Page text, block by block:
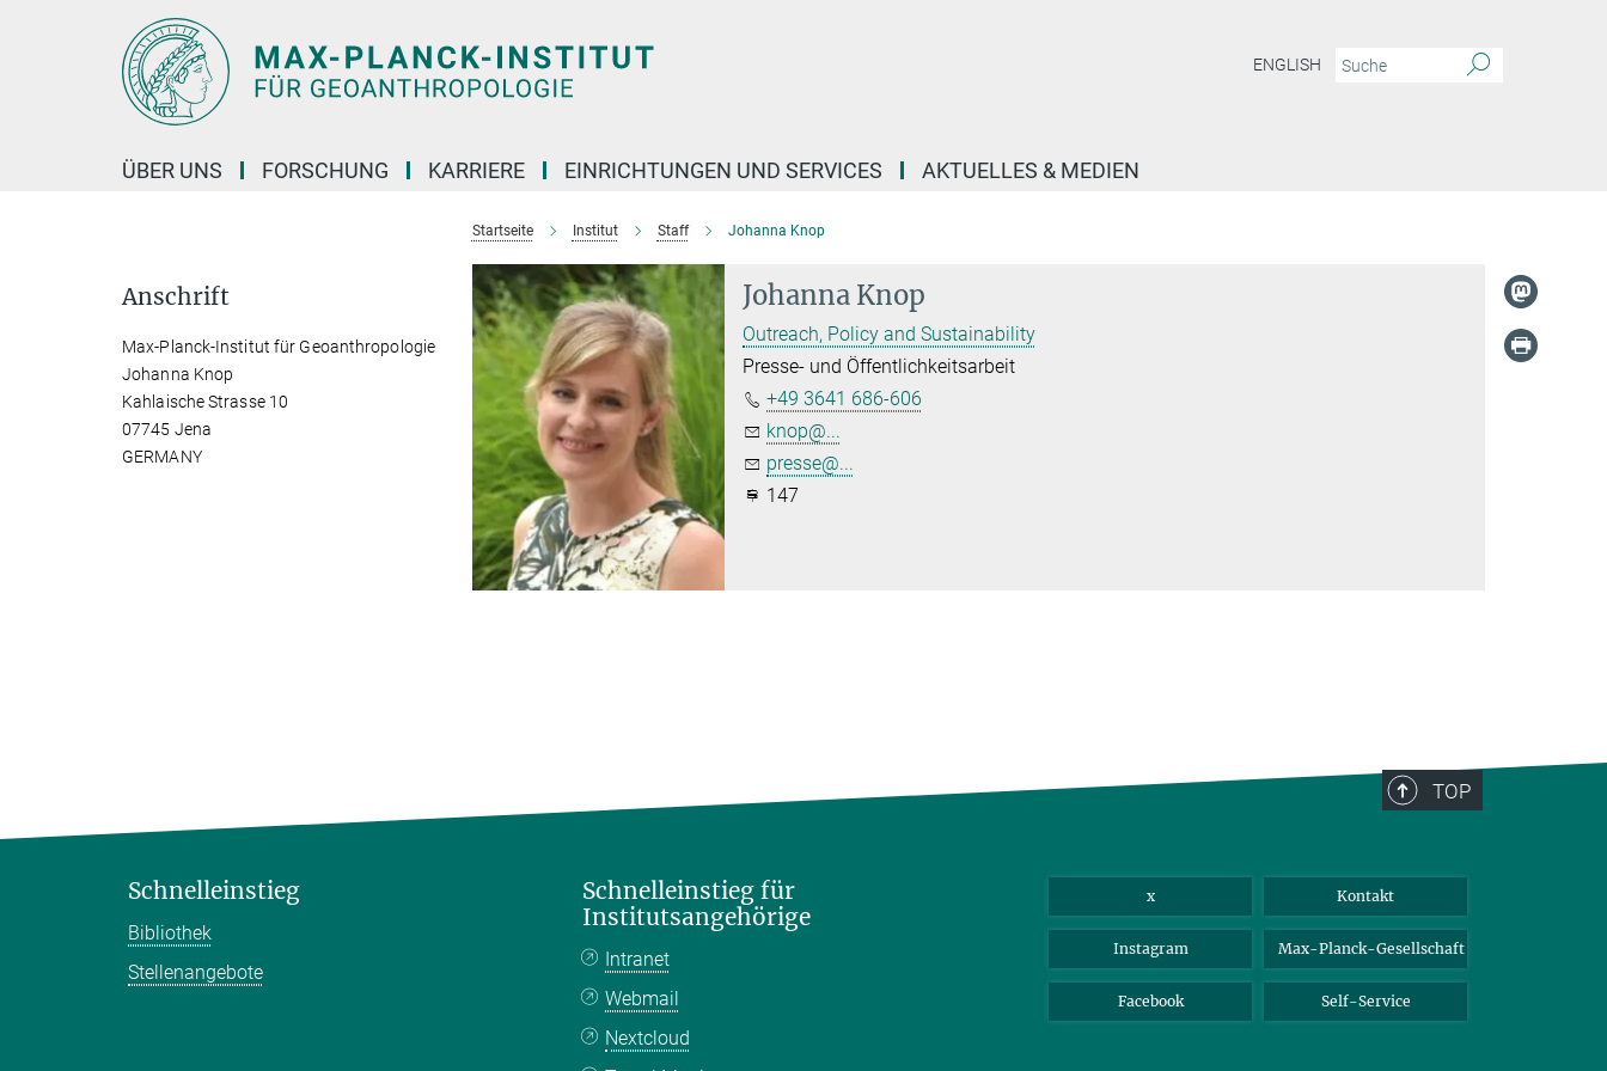
ENGLISH
ÜBER UNS FORSCHUNG KARRIERE EINRICHTUNGEN UND SERVICES AKTUELLES & MEDIEN
Startseite Institut Staff Johanna Knop
Johanna Knop
Outreach, Policy and Sustainability
Presse- und Öffentlichkeitsarbeit
+49 3641 686-606
knop@...
presse@...
147
Anschrift
Max-Planck-Institut für Geoanthropologie
Johanna Knop
Kahlaische Strasse 10
07745 Jena
GERMANY
TOP
Schnelleinstieg
Bibliothek
Stellenangebote
Schnelleinstieg für
Institutsangehörige
Intranet
Webmail
Nextcloud
x Kontakt
Instagram Max-Planck-Gesellschaft
Facebook Self-Service